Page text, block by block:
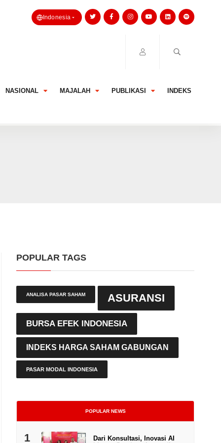
Indonesia
NASIONAL MAJALAH PUBLIKASI INDEKS
POPULAR TAGS
ANALISA PASAR SAHAM ASURANSI
BURSA EFEK INDONESIA
INDEKS HARGA SAHAM GABUNGAN
PASAR MODAL INDONESIA
POPULAR NEWS
1
Dari Konsultasi, Inovasi AI